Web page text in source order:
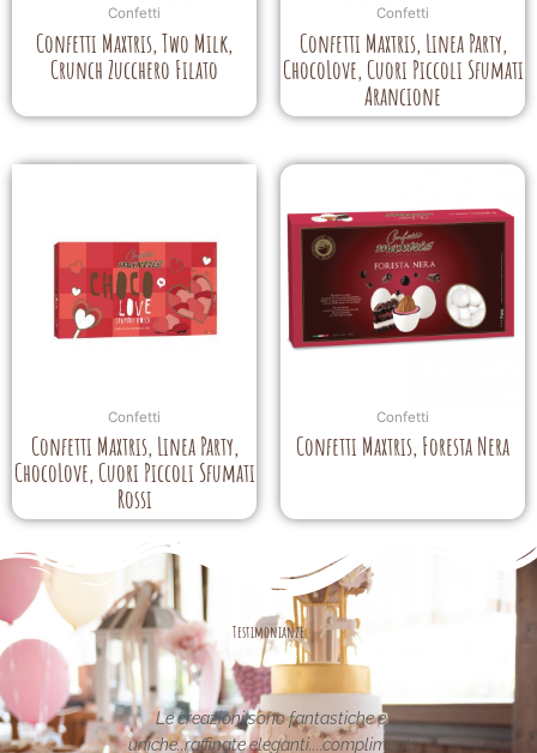
Confetti
Confetti Maxtris, Two Milk,
Crunch Zucchero Filato
Confetti
Confetti Maxtris, Linea Party,
ChocoLove, Cuori Piccoli Sfumati
Arancione
Confetti
Confetti Maxtris, Linea Party,
ChocoLove, Cuori Piccoli Sfumati
Rossi
Confetti
Confetti Maxtris, Foresta Nera
Testimonianze
nel
in
Le creazioni sono fantastiche e
uniche..raffinate eleganti....complimenti